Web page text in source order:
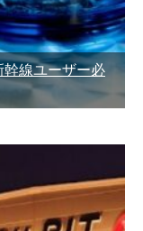
線ユーザー必